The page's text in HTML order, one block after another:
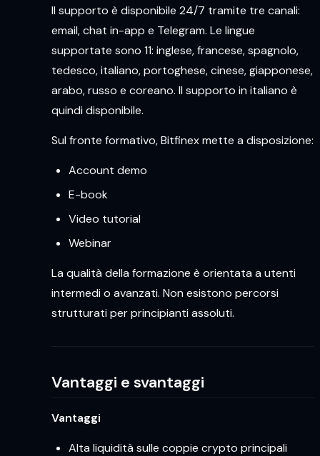
Il supporto è disponibile 24/7 tramite tre canali:
email, chat in-app e Telegram. Le lingue
supportate sono 11: inglese, francese, spagnolo,
tedesco, italiano, portoghese, cinese, giapponese,
arabo, russo e coreano. Il supporto in italiano è
quindi disponibile.
Sul fronte formativo, Bitfinex mette a disposizione:
Account demo
E-book
Video tutorial
Webinar
La qualità della formazione è orientata a utenti
intermedi o avanzati. Non esistono percorsi
strutturati per principianti assoluti.
Vantaggi e svantaggi
Vantaggi
Alta liquidità sulle coppie crypto principali